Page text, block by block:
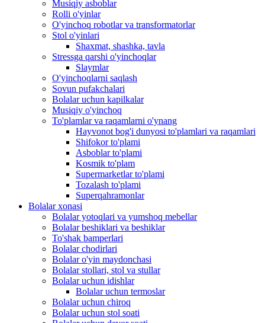
Musiqiy asboblar
Rolli o'yinlar
O'yinchoq robotlar va transformatorlar
Stol o'yinlari
Shaxmat, shashka, tavla
Stressga qarshi o'yinchoqlar
Slaymlar
O'yinchoqlarni saqlash
Sovun pufakchalari
Bolalar uchun kapilkalar
Musiqiy o'yinchoq
To'plamlar va raqamlarni o'ynang
Hayvonot bog'i dunyosi to'plamlari va raqamlari
Shifokor to'plami
Asboblar to'plami
Kosmik to'plam
Supermarketlar to'plami
Tozalash to'plami
Superqahramonlar
Bolalar xonasi
Bolalar yotoqlari va yumshoq mebellar
Bolalar beshiklari va beshiklar
To'shak bamperlari
Bolalar chodirlari
Bolalar o'yin maydonchasi
Bolalar stollari, stol va stullar
Bolalar uchun idishlar
Bolalar uchun termoslar
Bolalar uchun chiroq
Bolalar uchun stol soati